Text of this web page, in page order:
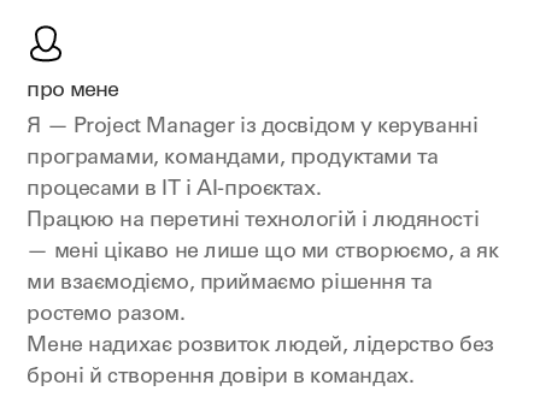
про мене
Я — Project Manager із досвідом у керуванні
програмами, командами, продуктами та
процесами в IT і AI-проєктах.
Працюю на перетині технологій і людяності
— мені цікаво не лише що ми створюємо, а як
ми взаємодіємо, приймаємо рішення та
ростемо разом.
Мене надихає розвиток людей, лідерство без
броні й створення довіри в командах.